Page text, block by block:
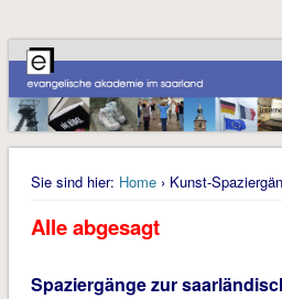
Sie sind hier: Home› Kunst-
Alle abgesagt
Spaziergänge zur